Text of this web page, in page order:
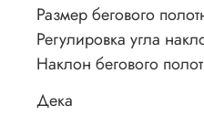
Размер бегового
Регулировка угла
Наклон бегового
Дека